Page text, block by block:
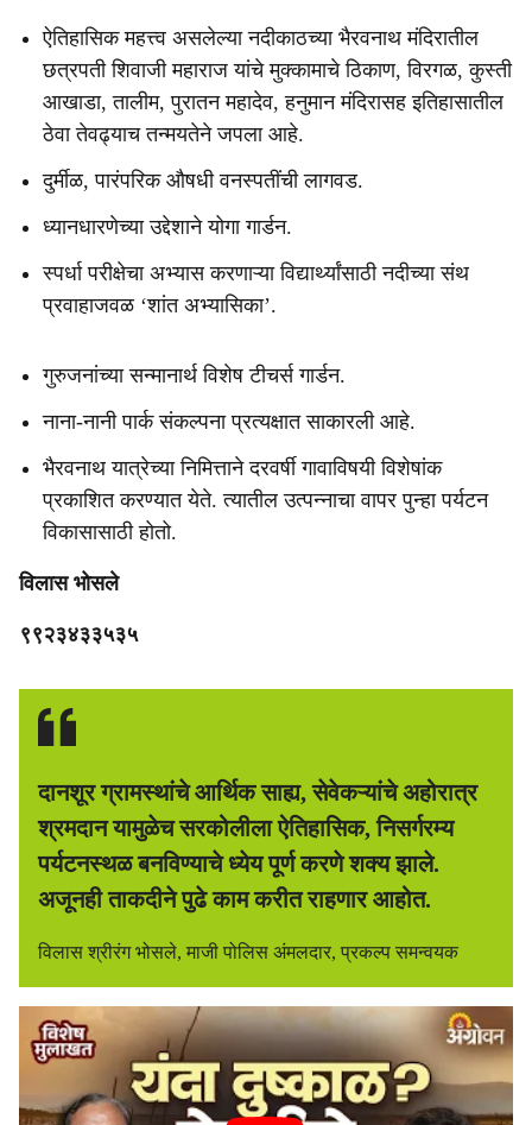
ऐतिहासिक महत्त्व असलेल्या नदीकाठच्या भैरवनाथ मंदिरातील
छत्रपती शिवाजी महाराज यांचे मुक्कामाचे ठिकाण, विरगळ, कुस्ती
आखाडा, तालीम, पुरातन महादेव, हनुमान मंदिरासह इतिहासातील
ठेवा तेवढ्याच तन्मयतेने जपला आहे.
दुर्मीळ, पारंपरिक औषधी वनस्पतींची लागवड.
ध्यानधारणेच्या उद्देशाने योगा गार्डन.
स्पर्धा परीक्षेचा अभ्यास करणाऱ्या विद्यार्थ्यांसाठी नदीच्या संथ
प्रवाहाजवळ ‘शांत अभ्यासिका’.
गुरुजनांच्या सन्मानार्थ विशेष टीचर्स गार्डन.
नाना-नानी पार्क संकल्पना प्रत्यक्षात साकारली आहे.
भैरवनाथ यात्रेच्या निमित्ताने दरवर्षी गावाविषयी विशेषांक
प्रकाशित करण्यात येते. त्यातील उत्पन्नाचा वापर पुन्हा पर्यटन
विकासासाठी होतो.
विलास भोसले
९९२३४३३५३५
दानशूर ग्रामस्थांचे आर्थिक साह्य, सेवेकऱ्यांचे अहोरात्र
श्रमदान यामुळेच सरकोलीला ऐतिहासिक, निसर्गरम्य
पर्यटनस्थळ बनविण्याचे ध्येय पूर्ण करणे शक्य झाले.
अजूनही ताकदीने पुढे काम करीत राहणार आहोत.
विलास श्रीरंग भोसले, माजी पोलिस अंमलदार, प्रकल्प समन्वयक